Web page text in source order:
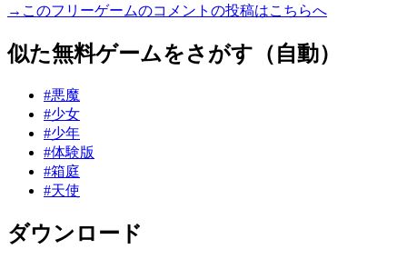
→このフリーゲームのコメントの投稿はこちらへ
似た無料ゲームをさがす（自動）
#悪魔
#少女
#少年
#体験版
#箱庭
#天使
ダウンロード